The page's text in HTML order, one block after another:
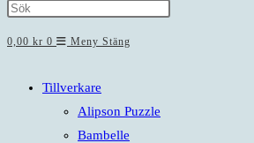
webbplatssökning
0,00 kr 0 Meny Stäng
Tillverkare
Alipson Puzzle
Bambelle